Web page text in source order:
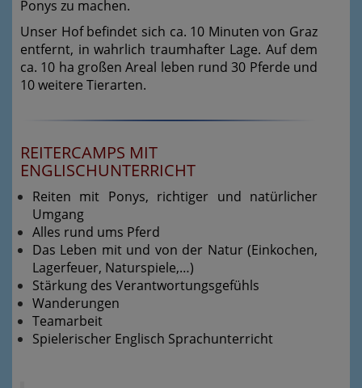
Ponys zu machen.
Unser Hof befindet sich ca. 10 Minuten von Graz
entfernt, in wahrlich traumhafter Lage. Auf dem
ca. 10 ha großen Areal leben rund 30 Pferde und
10 weitere Tierarten.
REITERCAMPS MIT
ENGLISCHUNTERRICHT
Reiten mit Ponys, richtiger und natürlicher
Umgang
Alles rund ums Pferd
Das Leben mit und von der Natur (Einkochen,
Lagerfeuer, Naturspiele,…)
Stärkung des Verantwortungsgefühls
Wanderungen
Teamarbeit
Spielerischer Englisch Sprachunterricht